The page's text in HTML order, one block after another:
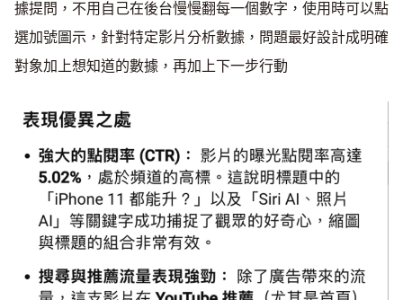
據提問，不用自己在後台慢慢翻每一個數字，使用時可以點
選加號圖示，針對特定影片分析數據，問題最好設計成明確
對象加上想知道的數據，再加上下一步行動